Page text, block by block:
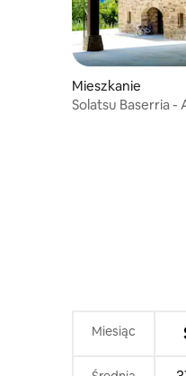
Mieszkanie
Solatsu Baserria
Miesiąc